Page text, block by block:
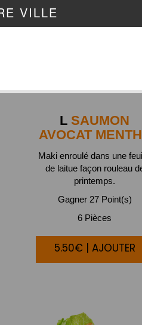
L SAUMON
AVOCAT
Maki enroulé dans une
de laitue façon rouleau
printemps.
Gagner 27 Point(s)
6 Pièces
5.50€ | AJOUTER